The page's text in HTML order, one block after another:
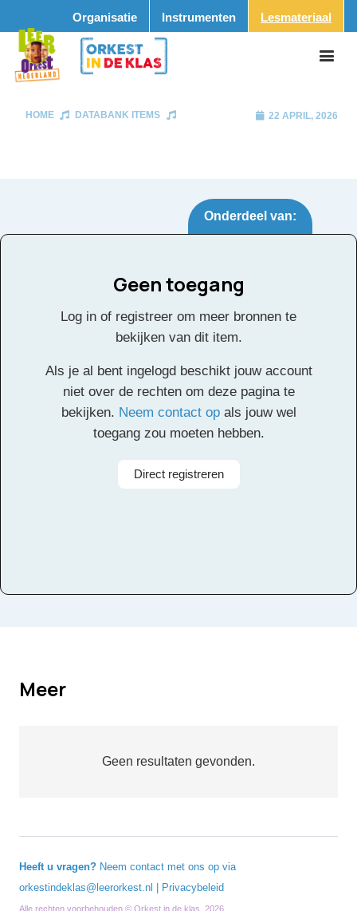
Organisatie Instrumenten Lesmateriaal
HOME DATABANK ITEMS 22 APRIL, 2026
Onderdeel van:
EmailPinterestLinkedIn
Delen
Geen toegang
Log in of registreer om meer bronnen te
bekijken van dit item.
Als je al bent ingelogd beschikt jouw account
niet over de rechten om deze pagina te
bekijken. Neem contact opals jouw wel
toegang zou moeten hebben.
Direct registreren
Alle rechten voorbehouden
Meer
Geen resultaten gevonden.
Heeft u vragen? Neem contact met ons op via
orkestindeklas@leerorkest.nl
Privacybeleid
Alle rechten voorbehouden © Orkest in de klas, 2026